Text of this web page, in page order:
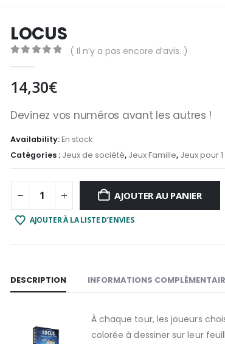
LOCUS
( Il n’y a pas encore d’avis. )
14,30€
Devinez vos numéros avant les autres !
Availability:En stock
Catégories : Jeux de société, Jeux Famille, Jeux pour
AJOUTER AU PANIER
AJOUTER À LA LISTE D’ENVIES
DESCRIPTION INFORMATIONS
À chaque tour, les joueurs
colorée à dessiner sur leur